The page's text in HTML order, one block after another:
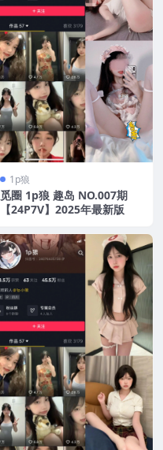
1p狼
觅圈 1p狼 趣岛 NO.007期
【24P7V】2025年最新版